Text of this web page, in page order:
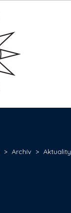
> Archív > Aktuality